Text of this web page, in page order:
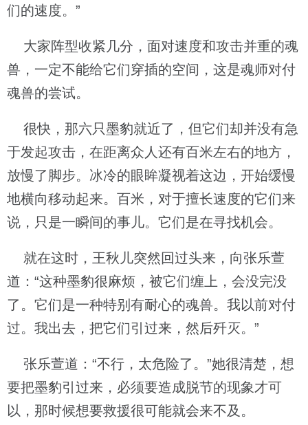
们的速度。”
大家阵型收紧几分，面对速度和攻击并重的魂
兽，一定不能给它们穿插的空间，这是魂师对付
魂兽的尝试。
很快，那六只墨豹就近了，但它们却并没有急
于发起攻击，在距离众人还有百米左右的地方，
放慢了脚步。冰冷的眼眸凝视着这边，开始缓慢
地横向移动起来。百米，对于擅长速度的它们来
说，只是一瞬间的事儿。它们是在寻找机会。
就在这时，王秋儿突然回过头来，向张乐萱
道：“这种墨豹很麻烦，被它们缠上，会没完没
了。它们是一种特别有耐心的魂兽。我以前对付
过。我出去，把它们引过来，然后歼灭。”
张乐萱道：“不行，太危险了。”她很清楚，想
要把墨豹引过来，必须要造成脱节的现象才可
以，那时候想要救援很可能就会来不及。